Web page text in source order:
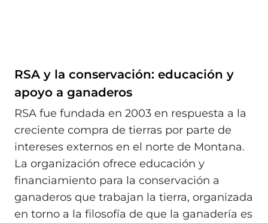
RSA y la conservación: educación y
apoyo a ganaderos
RSA fue fundada en 2003 en respuesta a la
creciente compra de tierras por parte de
intereses externos en el norte de Montana.
La organización ofrece educación y
financiamiento para la conservación a
ganaderos que trabajan la tierra, organizada
en torno a la filosofía de que la ganadería es